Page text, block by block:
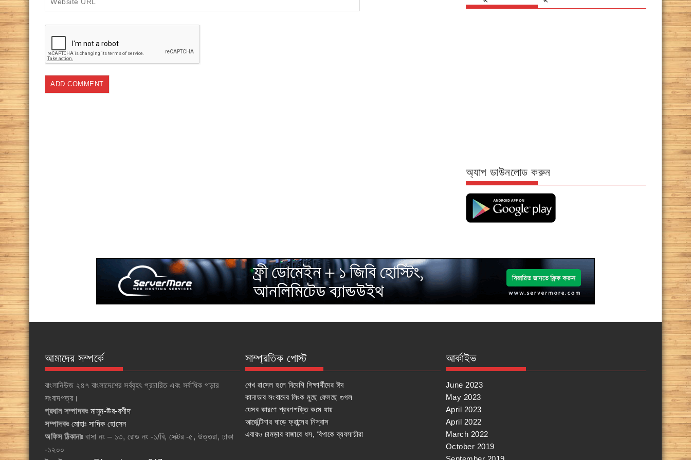
অ্যাপ ডাউনলোড করুন
আমাদের সম্পর্কে
বাংলানিউজ ২৪৭ বাংলাদেশের সর্ববৃহৎ প্রচারিত এবং সর্বাধিক পড়ার
সংবাদপত্র।
প্রধান সম্পাদকঃ মামুন-উর-রশীদ
সম্পাদকঃ মোহাঃ সাদিক হোসেন
অফিস ঠিকানাঃবাসা নং – ১৩, রোড নং -১/বি, সেক্টর -৫, উত্তরা, ঢাকা
-১২০০
সাম্প্রতিক পোস্ট
শেখ রাসেল হলে বিদেশি শিক্ষার্থীদের ঈদ
কানাডার সংবাদের লিংক মুছে ফেলছে গুগল
যেসব কারণে শ্রবণশক্তি কমে যায়
আর্জেন্টিনার ঘাড়ে ফ্রান্সের নিশ্বাস
এবারও চামড়ার বাজারে ধস, বিপাকে ব্যবসায়ীরা
আর্কাইভ
June 2023
May 2023
April 2023
April 2022
March 2022
October 2019